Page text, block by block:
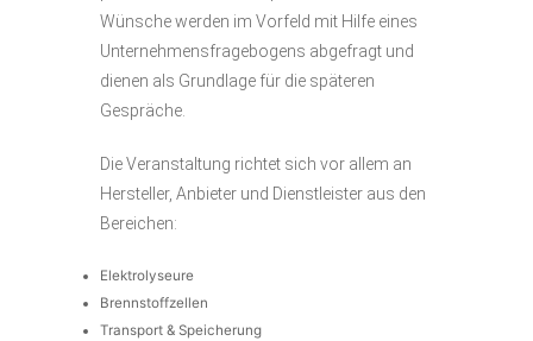
Wünsche werden im Vorfeld mit Hilfe eines
Unternehmensfragebogens abgefragt und
dienen als Grundlage für die späteren
Gespräche.
Die Veranstaltung richtet sich vor allem an
Hersteller, Anbieter und Dienstleister aus den
Bereichen:
Elektrolyseure
Brennstoffzellen
Transport & Speicherung